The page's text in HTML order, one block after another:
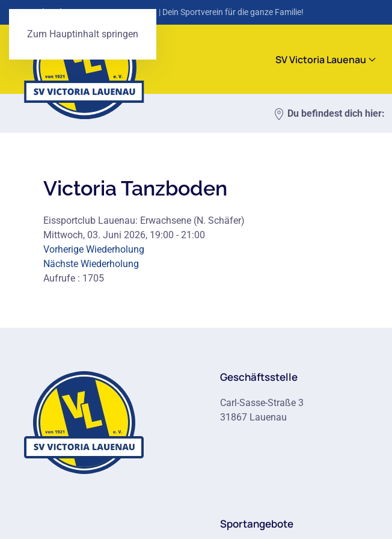
Zum Hauptinhalt springen
SV Victoria Lauenau von 1921 e. V. | Dein Sportverein für die ganze Familie!
SV Victoria Lauenau
Du befindest dich hier:
Victoria Tanzboden
Eissportclub Lauenau: Erwachsene (N. Schäfer)
Mittwoch, 03. Juni 2026, 19:00 - 21:00
Vorherige Wiederholung
Nächste Wiederholung
Aufrufe : 1705
Geschäftsstelle
Carl-Sasse-Straße 3
31867 Lauenau
Sportangebote